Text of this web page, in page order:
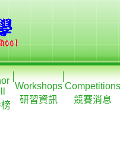
Workshops
研習資訊
Competitions
競賽消息